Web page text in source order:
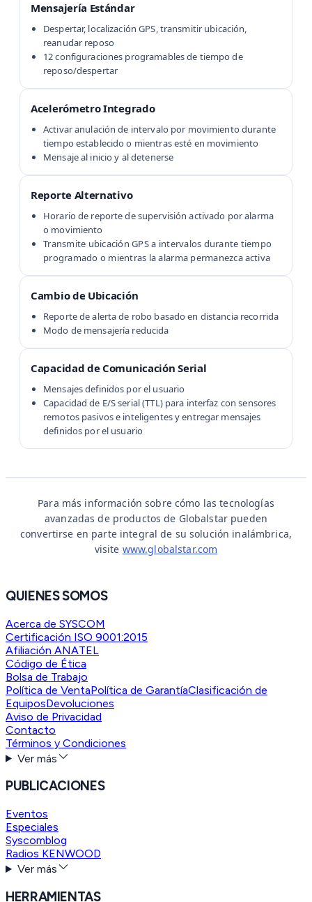
Mensajería Estándar
Despertar, localización GPS, transmitir ubicación,
reanudar reposo
12 configuraciones programables de tiempo de
reposo/despertar
Acelerómetro Integrado
Activar anulación de intervalo por movimiento durante
tiempo establecido o mientras esté en movimiento
Mensaje al inicio y al detenerse
Reporte Alternativo
Horario de reporte de supervisión activado por alarma
o movimiento
Transmite ubicación GPS a intervalos durante tiempo
programado o mientras la alarma permanezca activa
Cambio de Ubicación
Reporte de alerta de robo basado en distancia recorrida
Modo de mensajería reducida
Capacidad de Comunicación Serial
Mensajes definidos por el usuario
Capacidad de E/S serial (TTL) para interfaz con sensores
remotos pasivos e inteligentes y entregar mensajes
definidos por el usuario
Para más información sobre cómo las tecnologías
avanzadas de productos de Globalstar pueden
convertirse en parte integral de su solución inalámbrica,
visite www.globalstar.com
QUIENES SOMOS
Acerca de SYSCOM
Certificación ISO 9001:2015
Afiliación ANATEL
Código de Ética
Bolsa de Trabajo
Política de VentaPolítica de GarantíaClasificación de
EquiposDevoluciones
Aviso de Privacidad
Contacto
Términos y Condiciones
Ver más
PUBLICACIONES
Eventos
Especiales
Syscomblog
Radios KENWOOD
Ver más
HERRAMIENTAS